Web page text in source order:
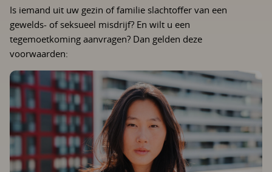
Is iemand uit uw gezin of familie slachtoffer van een
gewelds- of seksueel misdrijf? En wilt u een
tegemoetkoming aanvragen? Dan gelden deze
voorwaarden: